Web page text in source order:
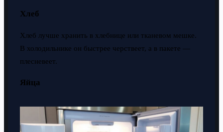
Хлеб
Хлеб лучше хранить в хлебнице или тканевом мешке.
В холодильнике он быстрее черствеет, а в пакете —
плесневеет.
Яйца